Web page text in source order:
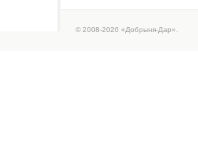
© 2008-2026 «Добрыня-Дар».